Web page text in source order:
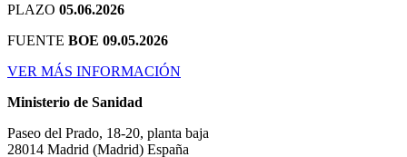
PLAZO 05.06.2026
FUENTE BOE 09.05.2026
VER MÁS INFORMACIÓN
Ministerio de Sanidad
Paseo del Prado, 18-20, planta baja
28014 Madrid (Madrid) España